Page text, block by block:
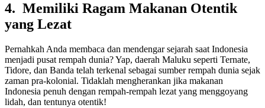
4. Memiliki Ragam Makanan Otentik
yang Lezat
Pernahkah Anda membaca dan mendengar sejarah saat Indonesia
menjadi pusat rempah dunia? Yap, daerah Maluku seperti Ternate,
Tidore, dan Banda telah terkenal sebagai sumber rempah dunia sejak
zaman pra-kolonial. Tidaklah mengherankan jika makanan
Indonesia penuh dengan rempah-rempah lezat yang menggoyang
lidah, dan tentunya otentik!